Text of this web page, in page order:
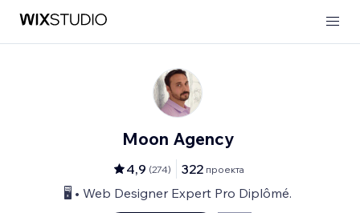
Moon Agency
4,9 (274) 322 проекта
🖥️ • Web Designer Expert Pro Diplômé.